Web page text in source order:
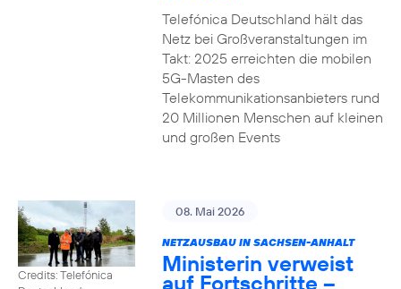
Telefónica Deutschland hält das
Netz bei Großveranstaltungen im
Takt: 2025 erreichten die mobilen
5G-Masten des
Telekommunikationsanbieters rund
20 Millionen Menschen auf kleinen
und großen Events
Credits: Telefónica
08. Mai 2026
NETZAUSBAU IN SACHSEN-ANHALT
Ministerin verweist
auf Fortschritte –